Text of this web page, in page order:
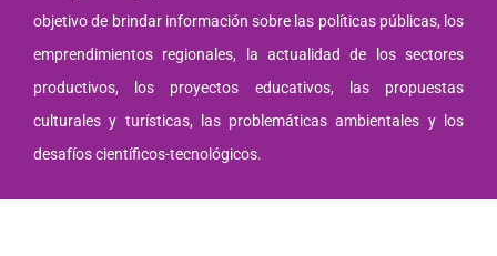
objetivo de brindar información sobre las políticas públicas, los
emprendimientos regionales, la actualidad de los sectores
productivos, los proyectos educativos, las propuestas
culturales y turísticas, las problemáticas ambientales y los
desafíos científicos-tecnológicos.